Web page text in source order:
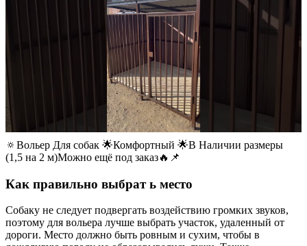
🔅Вольер Для собак 🌟Комфортный 🌟В Наличии размеры
(1,5 на 2 м)Можно ещё под заказ🔥📌
Как правильно выбрат ь место
Собаку не следует подвергать воздействию громких звуков,
поэтому для вольера лучше выбрать участок, удаленный от
дороги. Место должно быть ровным и сухим, чтобы в